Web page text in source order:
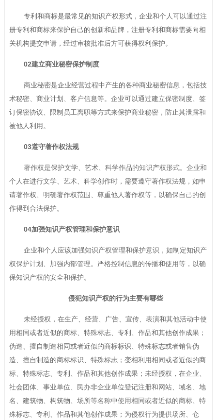
专利和商标是最常见的知识产权形式，企业和个人可以通过注
册专利和商标来保护自己的创新和品牌，注册专利和商标需要向相
关机构提交申请，经过审核批准后方可获得权利保护。
02建立商业秘密保护制度
商业秘密是企业经营过程中产生的各种商业秘密信息，包括技
术秘密、商业计划、客户信息等。企业可以通过建立保密制度、签
订保密协议、限制员工离职等方式来保护商业秘密，防止其泄露和
被他人利用。
03遵守著作权法规
著作权是保护文学、艺术、科学作品的知识产权形式。企业和
个人在进行文学、艺术、科学创作时，需要遵守著作权法规，如申
请著作权、明确著作权范围、尊重他人著作权等，以确保自己的创
作得到合法保护。
04加强知识产权管理和保护意识
企业和个人应该加强知识产权管理和保护意识，如制定知识产
权保护计划、加强内部管理。严格控制信息的传播和使用等，以确
保知识产权的安全和保护。
侵犯知识产权的行为主要有哪些
未经授权，在生产、经营、广告、宣传、表演和其他活动中使
用相同或者近似的商标、特殊标志、专利、作品和其他创作成果；
伪造、擅自制造相同或者近似的商标标识、特殊标志或者销售伪
造、擅自制造的商标标识、特殊标志；变相利用相同或者近似的商
标、特殊标志、专利、作品和其他创作成果；未经授权，在企业、
社会团体、事业单位、民办非企业单位登记注册和网站、域名、地
名、建筑物、构筑物、场所等名称中使用相同或者近似的商标、特
殊标志、专利、作品和其他创作成果；为侵权行为提供场所、仓